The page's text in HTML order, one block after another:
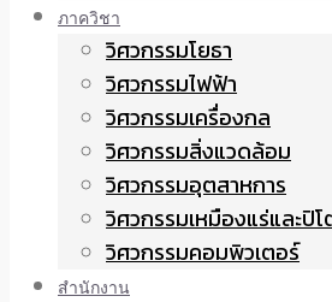
ภาควิชา
วิศวกรรมโยธา
วิศวกรรมไฟฟ้า
วิศวกรรมเครื่องกล
วิศวกรรมสิ่งแวดล้อม
วิศวกรรมอุตสาหการ
วิศวกรรมเหมืองแร่และปิโ
วิศวกรรมคอมพิวเตอร์
สำนักงาน